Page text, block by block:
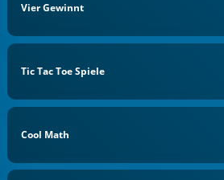
Vier Gewinnt
Tic Tac Toe Spiele
Cool Math